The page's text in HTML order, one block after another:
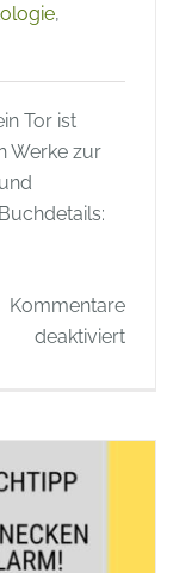
,
Tor ist
Werke zur
Kommentare
deaktiviertfür